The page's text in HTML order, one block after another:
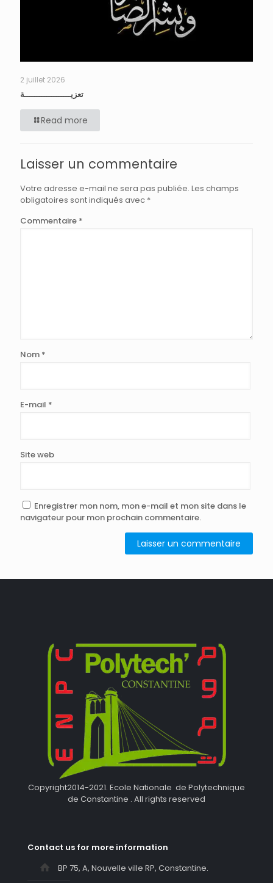
2 juillet 2026
تعزيـــــــــــــــــــة
Read more
Laisser un commentaire
Votre adresse e-mail ne sera pas publiée. Les champs
obligatoires sont indiqués avec *
Commentaire *
Nom *
E-mail *
Site web
Enregistrer mon nom, mon e-mail et mon site dans le
navigateur pour mon prochain commentaire.
Copyright2014-2021. Ecole Nationale de Polytechnique
de Constantine . All rights reserved
Contact us for more information
BP 75, A, Nouvelle ville RP, Constantine.